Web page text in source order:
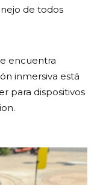
de todos
encuentra
inmersiva está
para dispositivos